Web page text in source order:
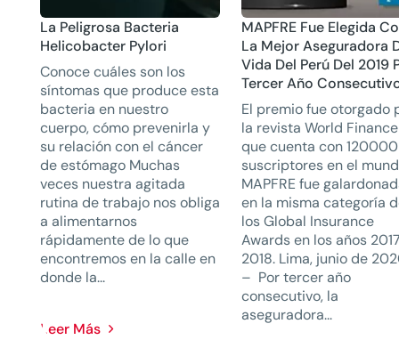
La Peligrosa Bacteria
Helicobacter Pylori
Conoce cuáles son los
síntomas que produce esta
bacteria en nuestro
cuerpo, cómo prevenirla y
su relación con el cáncer
de estómago Muchas
veces nuestra agitada
rutina de trabajo nos obliga
a alimentarnos
rápidamente de lo que
encontremos en la calle en
donde la...
Leer Más
MAPFRE Fue Elegida
La Mejor Aseguradora
Vida Del Perú Del 2019
Tercer Año
El premio fue otorgado
la revista World Finance
que cuenta con 120000
suscriptores en el
MAPFRE fue
en la misma categoría
los Global Insurance
Awards en los años
2018. Lima, junio de
– Por tercer año
consecutivo, la
aseguradora...